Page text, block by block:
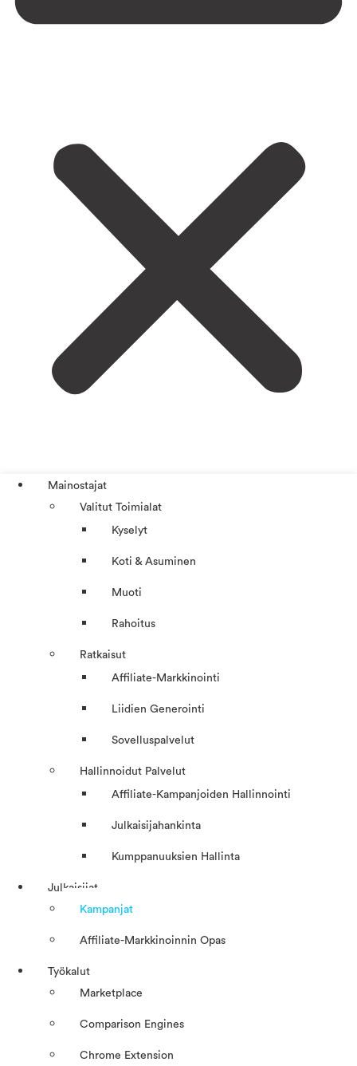
Mainostajat
Valitut Toimialat
Kyselyt
Koti & Asuminen
Muoti
Rahoitus
Ratkaisut
Affiliate-Markkinointi
Liidien Generointi
Sovelluspalvelut
Hallinnoidut Palvelut
Affiliate-Kampanjoiden Hallinnointi
Julkaisijahankinta
Kumppanuuksien Hallinta
Julkaisijat
Kampanjat
Affiliate-Markkinoinnin Opas
Työkalut
Marketplace
Comparison Engines
Chrome Extension